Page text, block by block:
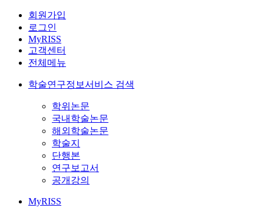
회원가입
로그인
MyRISS
고객센터
전체메뉴
학술연구정보서비스 검색
학위논문
국내학술논문
해외학술논문
학술지
단행본
연구보고서
공개강의
MyRISS